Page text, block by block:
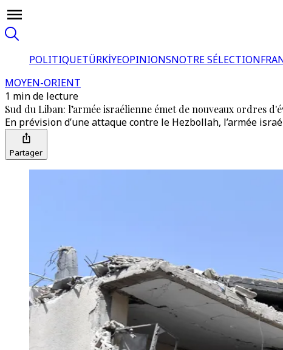
POLITIQUETÜRKİYEOPINIONSNOTRE SÉLECTION
MOYEN-ORIENT
1 min de lecture
Sud du Liban: l’armée israélienne émet de nouveaux ordres
En prévision d’une attaque contre le Hezbollah, l’armée
Partager